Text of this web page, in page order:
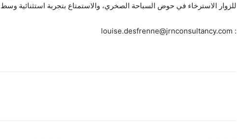
للزوار الاسترخاء في حوض السباحة الصخري، والاستمتاع بتجربة استثنائية وسط
: louise.desfrenne@jrnconsultancy.com